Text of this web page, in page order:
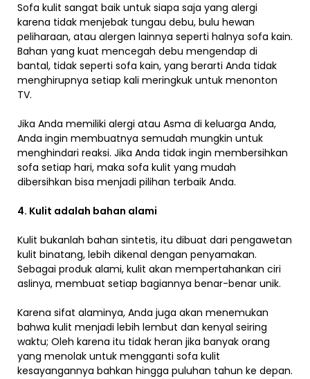
Sofa kulit sangat baik untuk siapa saja yang alergi
karena tidak menjebak tungau debu, bulu hewan
peliharaan, atau alergen lainnya seperti halnya sofa kain.
Bahan yang kuat mencegah debu mengendap di
bantal, tidak seperti sofa kain, yang berarti Anda tidak
menghirupnya setiap kali meringkuk untuk menonton
TV.
Jika Anda memiliki alergi atau Asma di keluarga Anda,
Anda ingin membuatnya semudah mungkin untuk
menghindari reaksi. Jika Anda tidak ingin membersihkan
sofa setiap hari, maka sofa kulit yang mudah
dibersihkan bisa menjadi pilihan terbaik Anda.
4. Kulit adalah bahan alami
Kulit bukanlah bahan sintetis, itu dibuat dari pengawetan
kulit binatang, lebih dikenal dengan penyamakan.
Sebagai produk alami, kulit akan mempertahankan ciri
aslinya, membuat setiap bagiannya benar-benar unik.
Karena sifat alaminya, Anda juga akan menemukan
bahwa kulit menjadi lebih lembut dan kenyal seiring
waktu; Oleh karena itu tidak heran jika banyak orang
yang menolak untuk mengganti sofa kulit
kesayangannya bahkan hingga puluhan tahun ke depan.